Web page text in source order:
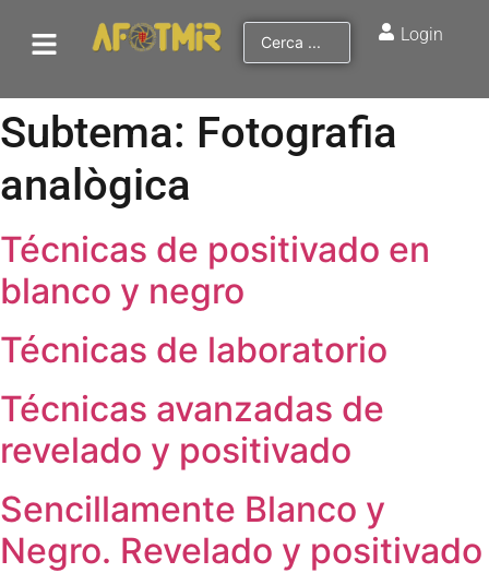
Login
Subtema: Fotografia
analògica
Técnicas de positivado en
blanco y negro
Técnicas de laboratorio
Técnicas avanzadas de
revelado y positivado
Sencillamente Blanco y
Negro. Revelado y positivado